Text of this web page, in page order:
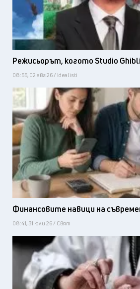
Режисьорът, когото Studio
08:55, 02 авг 26 / Idealisti
Финансовите навици на
08:41, 31 юли 26 / Свят